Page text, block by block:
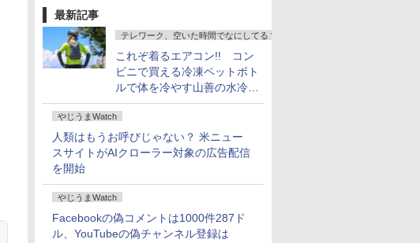
最新記事
テレワーク、空いた時間でなにしてる？
これぞ着るエアコン!! コン
ビニで買える冷凍ペットボト
ルで体を冷やす山善の水冷ベ
ストがロードバイクにちょう
どいい【ぼっち・ざ・ろー
ど！その14】
やじうまWatch
人類はもうお呼びじゃない？ 米ニュー
スサイトがAIクローラー対象の広告配信
を開始
やじうまWatch
Facebookの偽コメントは1000件287ド
ル、YouTubeの偽チャンネル登録は